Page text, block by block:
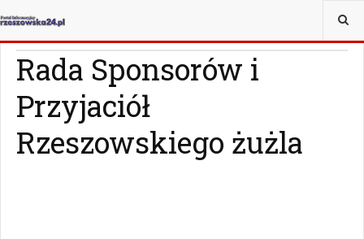
JESTEŚ TUTAJ:
Rada Sponsorów i
Przyjaciół
Rzeszowskiego żużla